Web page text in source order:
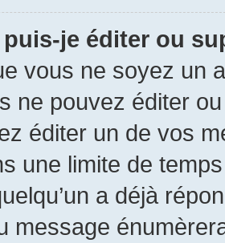
je éditer ou
vous ne soyez un
ne pouvez éditer
éditer un de vos
une limite de
a déjà
message